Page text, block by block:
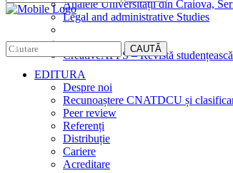
Analele Universității din Craiova,
Legal and administrative Studies
CreativeAPPS – Revistă
CAUTĂ
EDITURA
Despre noi
Recunoaștere CNATDCU și
Peer review
Referenți
Distribuție
Cariere
Acreditare